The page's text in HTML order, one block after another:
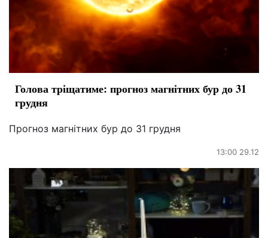
Голова тріщатиме: прогноз магнітних бур до 31
грудня
Прогноз магнітних бур до 31 грудня
13:00 29.12